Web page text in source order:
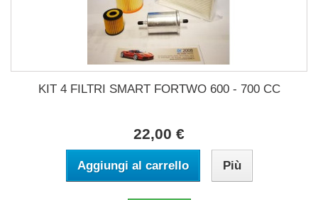
KIT 4 FILTRI SMART FORTWO 600 - 700 CC
22,00 €
Aggiungi al carrello Più